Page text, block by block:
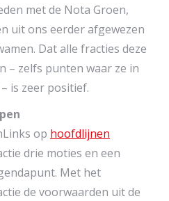
met de Nota Groen,
uit ons eerder afgewezen
Dat alle fracties deze
– zelfs punten waar ze in
is zeer positief.
op hoofdlijnen
drie moties en een
Met het
de voorwaarden uit de